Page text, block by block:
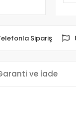
Sipariş
ve İade